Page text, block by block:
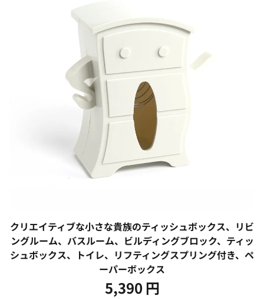
クリエイティブな小さな貴族のティッシュボックス、リビ
ングルーム、バスルーム、ビルディングブロック、ティッ
シュボックス、トイレ、リフティングスプリング付き、ペ
ーパーボックス
5,390 円